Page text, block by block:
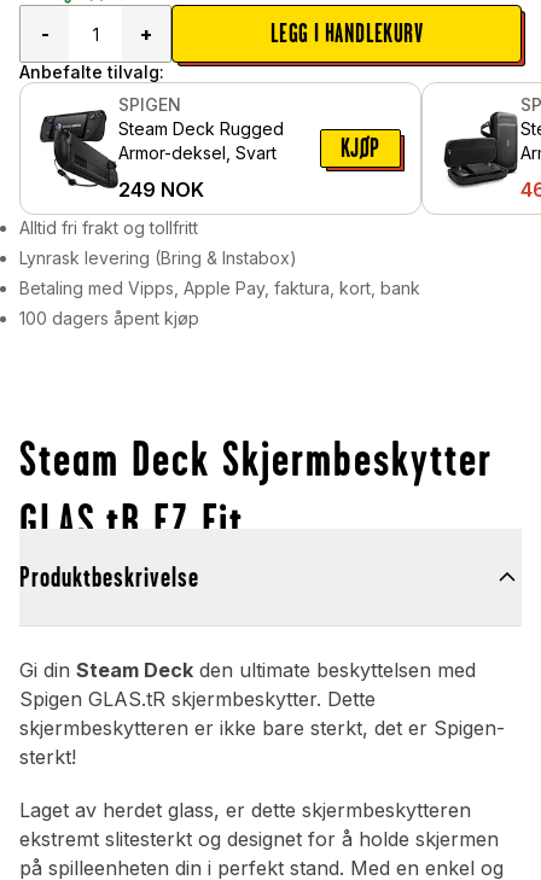
-
+ LEGG I HANDLEKURV
Anbefalte tilvalg:
SPIGEN
Steam Deck Rugged
Armor-deksel, Svart
249 NOK
KJØP
Alltid fri frakt og tollfritt
Lynrask levering (Bring & Instabox)
Betaling med Vipps, Apple Pay, faktura, kort, bank
100 dagers åpent kjøp
Steam Deck Skjermbeskytter
GLAS.tR EZ Fit
Produktbeskrivelse
Gi din Steam Deck den ultimate beskyttelsen med
Spigen GLAS.tR skjermbeskytter. Dette
skjermbeskytteren er ikke bare sterkt, det er Spigen-
sterkt!
Laget av herdet glass, er dette skjermbeskytteren
ekstremt slitesterkt og designet for å holde skjermen
på spilleenheten din i perfekt stand. Med en enkel og